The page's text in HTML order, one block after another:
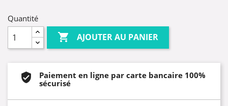
Quantité
 AJOUTER AU PANIER
Paiement en ligne par carte bancaire 100%
sécurisé